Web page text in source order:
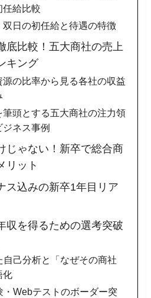
任給比較
双日の初任給と待遇の特徴
底比較！五大商社の売上
キング
源の比率から見る各社の収益
筆頭とする五大商社の注力領
ネス事例
じゃない！新卒で総合商
リット
ス込みの新卒1年目リア
収を得るための選考突破
自己分析と「なぜその商社
化
・Webテストのボーダー突